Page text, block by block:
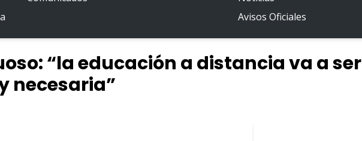
Avisos Oficiales
“la educación a distancia va a ser
necesaria”